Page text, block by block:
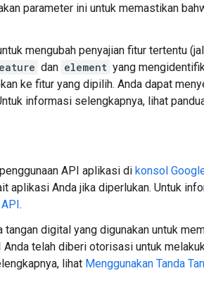
parameter ini untuk memastikan
mengubah penyajian fitur tertentu
dan element yang
ke fitur yang dipilih. Anda dapat
informasi selengkapnya, lihat
API aplikasi di konsol
aplikasi Anda jika diperlukan. Untuk
.
tangan digital yang digunakan untuk
Anda telah diberi otorisasi untuk
lihat Menggunakan Tanda